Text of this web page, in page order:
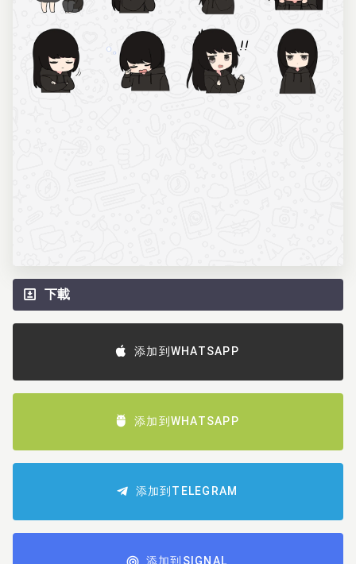
下載
添加到WHATSAPP
添加到WHATSAPP
添加到TELEGRAM
添加到SIGNAL